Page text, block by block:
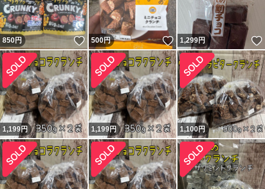
850円 いいね！
500円 いいね！
1,299円
1,199円 1,199円 1,100円